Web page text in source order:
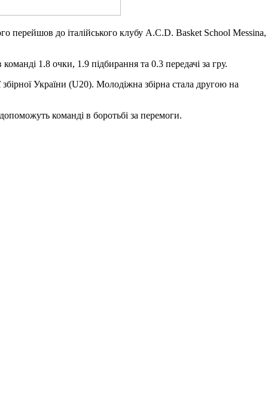
перейшов до італійського клубу A.C.D. Basket School Messina,
1.8 очки, 1.9 підбирання та 0.3 передачі за гру.
України (U20). Молодіжна збірна стала другою на
команді в боротьбі за перемоги.